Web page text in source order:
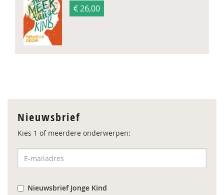
€ 26,00
Nieuwsbrief
Kies 1 of meerdere onderwerpen:
Nieuwsbrief Jonge Kind